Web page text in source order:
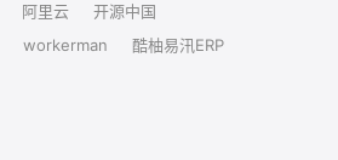
阿里云
开源中国
workerman
酷柚易汛ERP